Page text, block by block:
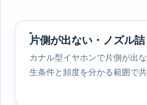
片側が出ない・ノズル詰
カナル型イヤホンで片側が出
生条件と頻度を分かる範囲で共